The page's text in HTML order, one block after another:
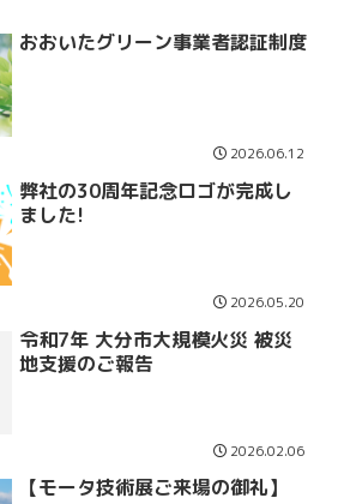
おおいたグリーン事業者認証制度
2026.06.12
弊社の30周年記念ロゴが完成し
ました!
2026.05.20
令和7年 大分市大規模火災 被災
地支援のご報告
2026.02.06
【モータ技術展ご来場の御礼】